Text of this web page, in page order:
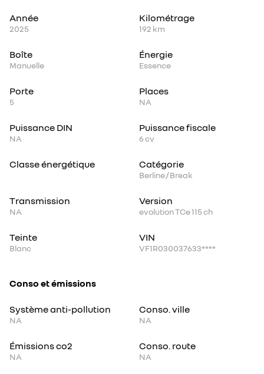
Année
2025
Kilométrage
192 km
Boîte
Manuelle
Énergie
Essence
Porte
5
Places
NA
Puissance DIN
NA
Puissance fiscale
6cv
Classe énergétique Catégorie
Berline / Break
Transmission
NA
Version
evolution TCe 115 ch
Teinte
Blanc
VIN
VF1R030037633****
Conso et émissions
Système anti-pollution
NA
Conso. ville
NA
Émissions co2
NA
Conso. route
NA